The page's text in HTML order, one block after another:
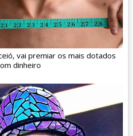
vai premiar os mais dotados
dinheiro